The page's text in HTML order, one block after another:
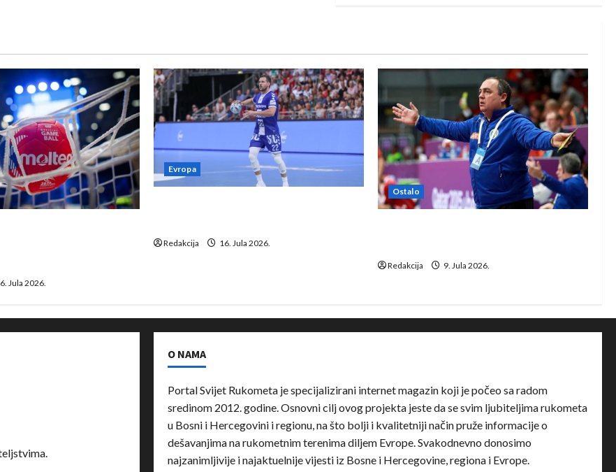
Jula 2026.
Evropa
Redakcija 16. Jula 2026.
Ostalo
Redakcija 9. Jula 2026.
O NAMA
Portal Svijet Rukometa je specijalizirani internet magazin koji je počeo sa radom
sredinom 2012. godine. Osnovni cilj ovog projekta jeste da se svim ljubiteljima rukometa
u Bosni i Hercegovini i regionu, na što bolji i kvalitetniji način pruže informacije o
dešavanjima na rukometnim terenima diljem Evrope. Svakodnevno donosimo
najzanimljivije i najaktuelnije vijesti iz Bosne i Hercegovine, regiona i Evrope.